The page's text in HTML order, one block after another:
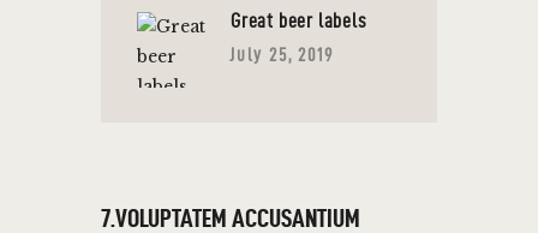
Great beer labels
July 25, 2019
7.VOLUPTATEM ACCUSANTIUM